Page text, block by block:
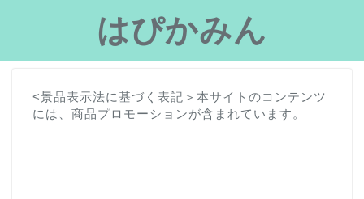
はぴかみん
<景品表示法に基づく表記＞本サイトのコンテンツ
には、商品プロモーションが含まれています。